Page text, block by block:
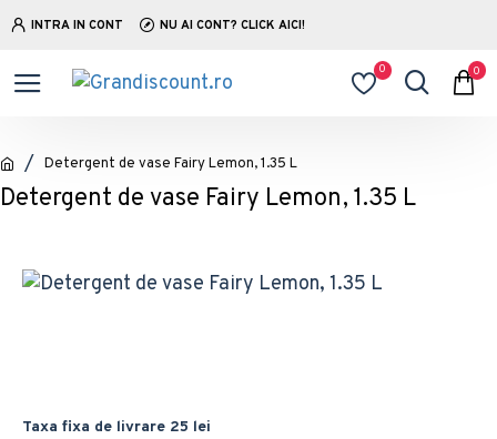
INTRA IN CONT NU AI CONT? CLICK AICI!
0 0
Detergent de vase Fairy Lemon, 1.35 L
Detergent de vase Fairy Lemon, 1.35 L
Taxa fixa de livrare 25 lei